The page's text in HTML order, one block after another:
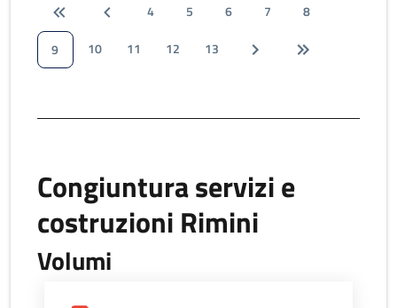
4 5 6 7
8
9
10 11 12 13
Congiuntura servizi e
costruzioni Rimini
Volumi